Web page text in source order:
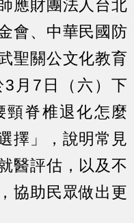
應財團法人台北
會、中華民國防
聖關公文化教育
月7日（六）下
頸脊椎退化怎麼
擇」，說明常見
醫評估，以及不
協助民眾做出更